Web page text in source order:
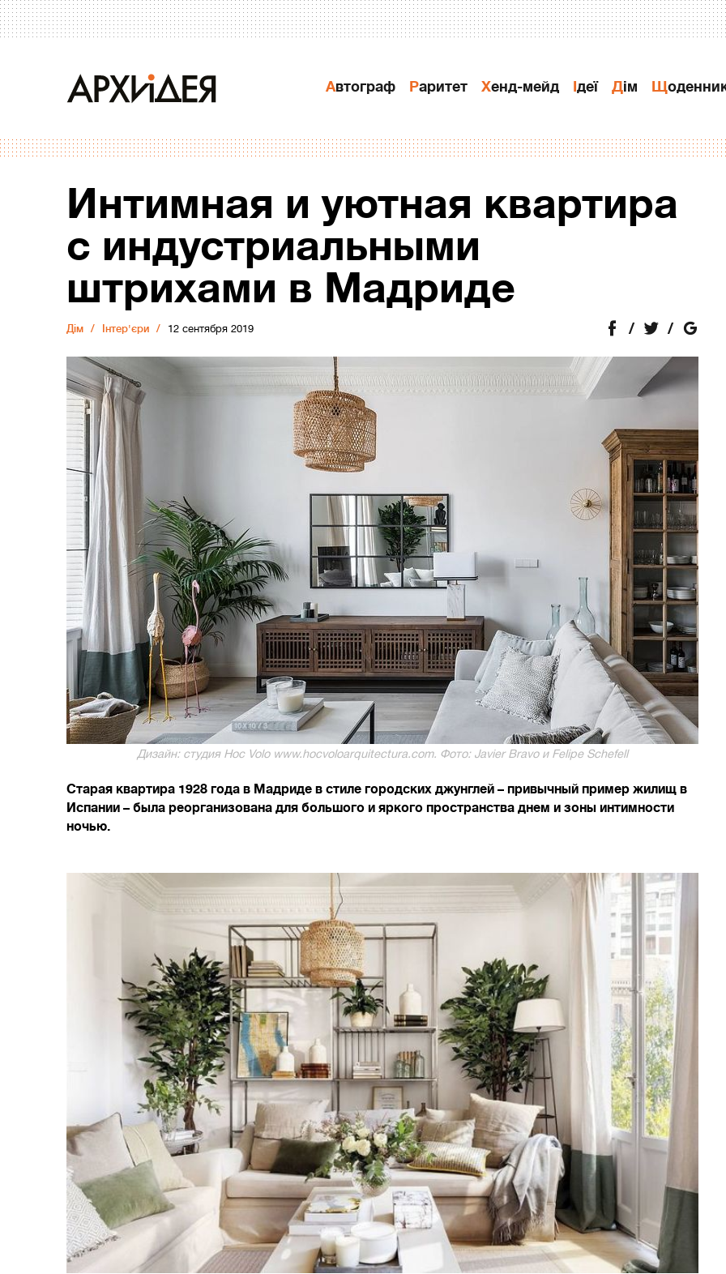
Автограф Раритет Хенд-мейд Ідеї Дiм
Интимная и уютная квартира
с индустриальными
штрихами в Мадриде
Дiм Інтер'єри 12 сентября 2019
Дизайн: студия Hoc Volo www.hocvoloarquitectura.com. Фото: Javier Bravo и Felipe Schefell
Старая квартира 1928 года в Мадриде в стиле городских джунглей – привычный пример жилищ в
Испании – была реорганизована для большого и яркого пространства днем и зоны интимности
ночью.